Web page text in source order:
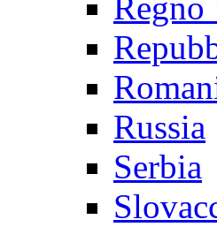
Russia
Serbia